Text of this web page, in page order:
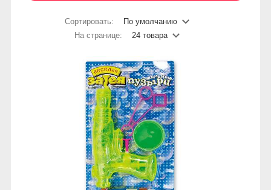
Сортировать:
По умолчанию
На странице:
24 товара